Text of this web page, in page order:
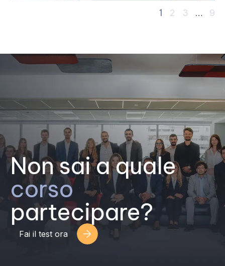
1 2 3 … 9
Non sai a quale
corso
partecipare?
Fai il test ora